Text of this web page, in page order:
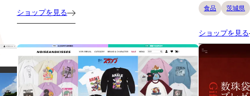
ショップを見る
食品 茨城県
ショップを見る